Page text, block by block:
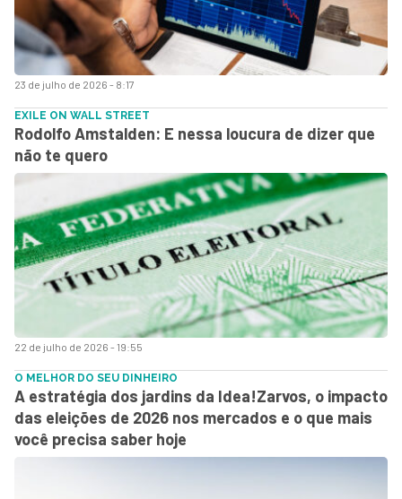
23 de julho de 2026 - 8:17
22 de julho de 2026 - 19:55
EXILE ON WALL STREET
Rodolfo Amstalden: E nessa loucura de dizer que
não te quero
O MELHOR DO SEU DINHEIRO
A estratégia dos jardins da Idea!Zarvos, o impacto
das eleições de 2026 nos mercados e o que mais
você precisa saber hoje